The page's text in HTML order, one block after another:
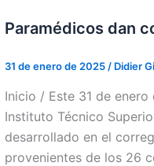
Paramédicos dan
31 de enero de 2025 / Didier
Inicio / Este 31 de
Instituto Técnico
desarrollado en el
provenientes de los 26